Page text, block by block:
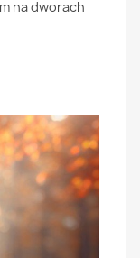
na dworach